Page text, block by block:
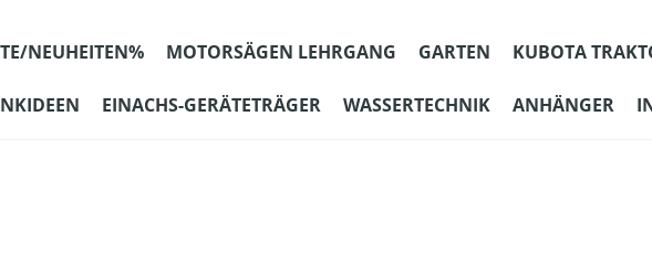
NEUHEITEN% MOTORSÄGEN LEHRGANG GARTEN KUBOTA
EINACHS-GERÄTETRÄGER WASSERTECHNIK ANHÄNGER